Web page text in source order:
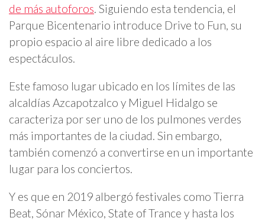
de más autoforos. Siguiendo esta tendencia, el
Parque Bicentenario introduce Drive to Fun, su
propio espacio al aire libre dedicado a los
espectáculos.
Este famoso lugar ubicado en los límites de las
alcaldías Azcapotzalco y Miguel Hidalgo se
caracteriza por ser uno de los pulmones verdes
más importantes de la ciudad. Sin embargo,
también comenzó a convertirse en un importante
lugar para los conciertos.
Y es que en 2019 albergó festivales como Tierra
Beat, Sónar México, State of Trance y hasta los